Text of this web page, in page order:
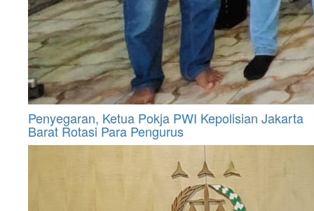
Penyegaran, Ketua Pokja PWI Kepolisian Jakarta
Barat Rotasi Para Pengurus